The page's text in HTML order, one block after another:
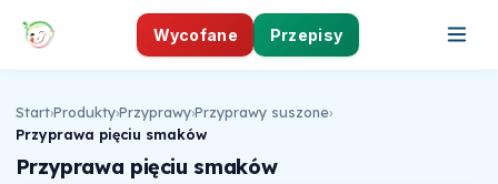
Wycofane Przepisy
Start›Produkty›Przyprawy›Przyprawy suszone›
Przyprawa pięciu smaków
Przyprawa pięciu smaków